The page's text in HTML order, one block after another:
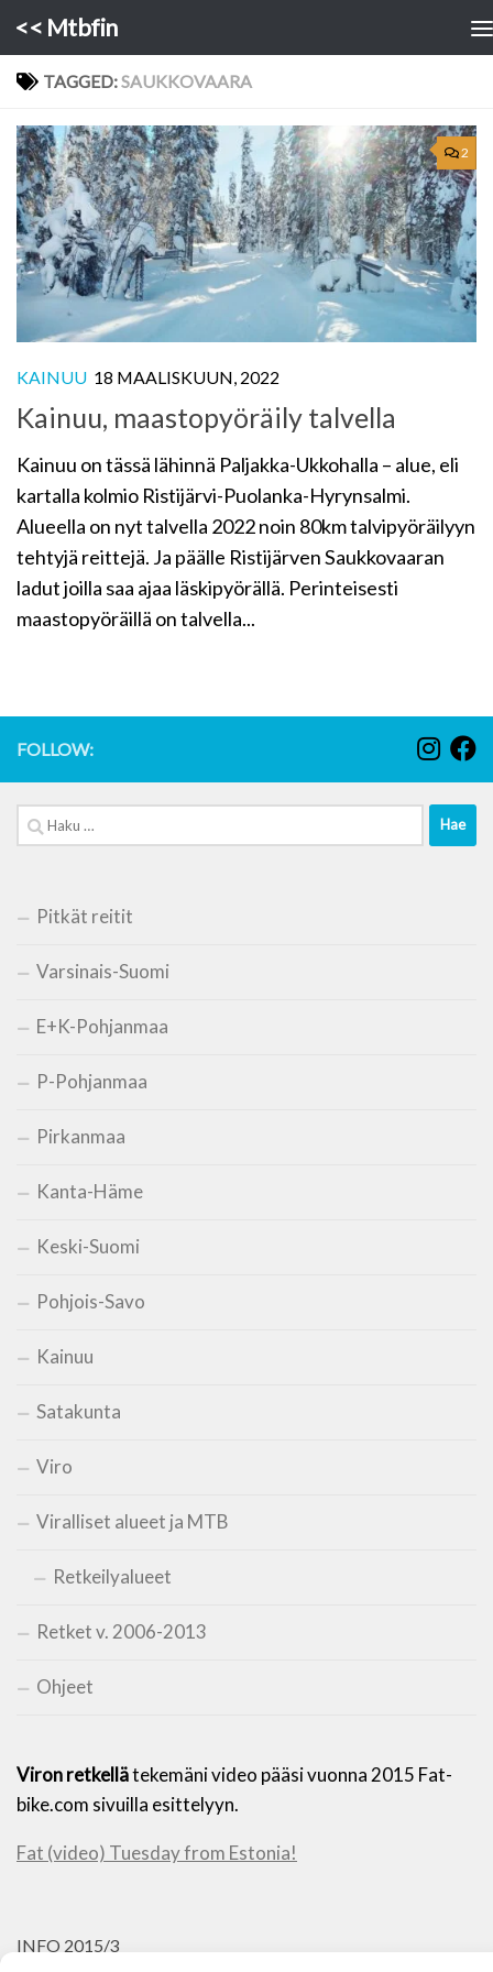
Skip to content
<< Mtbfin
TAGGED:SAUKKOVAARA
2
KAINUU 18 MAALISKUUN, 2022
Kainuu, maastopyöräily talvella
Kainuu on tässä lähinnä Paljakka-Ukkohalla – alue, eli
kartalla kolmio Ristijärvi-Puolanka-Hyrynsalmi.
Alueella on nyt talvella 2022 noin 80km talvipyöräilyyn
tehtyjä reittejä. Ja päälle Ristijärven Saukkovaaran
ladut joilla saa ajaa läskipyörällä. Perinteisesti
maastopyöräillä on talvella...
FOLLOW:
Haku:
Pitkät reitit
Varsinais-Suomi
E+K-Pohjanmaa
P-Pohjanmaa
Pirkanmaa
Kanta-Häme
Keski-Suomi
Pohjois-Savo
Kainuu
Satakunta
Viro
Viralliset alueet ja MTB
Retkeilyalueet
Retket v. 2006-2013
Ohjeet
Viron retkellätekemäni video pääsi vuonna 2015 Fat-
bike.com sivuilla esittelyyn.
Fat (video) Tuesday from Estonia!
INFO 2015/3